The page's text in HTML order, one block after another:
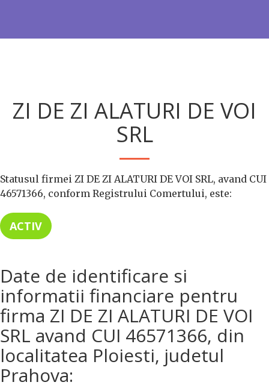
ZI DE ZI ALATURI DE VOI
SRL
Statusul firmei ZI DE ZI ALATURI DE VOI SRL, avand CUI
46571366, conform Registrului Comertului, este:
ACTIV
Date de identificare si
informatii financiare pentru
firma ZI DE ZI ALATURI DE VOI
SRL avand CUI 46571366, din
localitatea Ploiesti, judetul
Prahova: